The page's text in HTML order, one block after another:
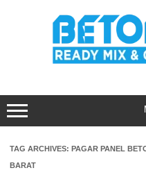
TAG ARCHIVES: PAGAR PANEL
BARAT